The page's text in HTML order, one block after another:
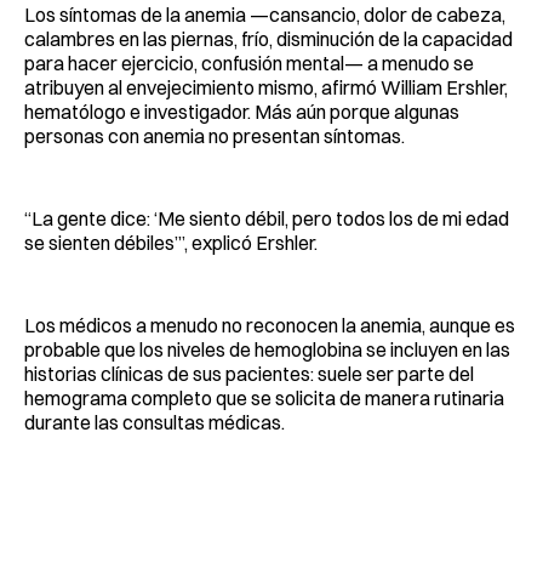
Los síntomas de la anemia —cansancio, dolor de cabeza,
calambres en las piernas, frío, disminución de la capacidad
para hacer ejercicio, confusión mental— a menudo se
atribuyen al envejecimiento mismo, afirmó William Ershler,
hematólogo e investigador. Más aún porque algunas
personas con anemia no presentan síntomas.
“La gente dice: ‘Me siento débil, pero todos los de mi edad
se sienten débiles’”, explicó Ershler.
Los médicos a menudo no reconocen la anemia, aunque es
probable que los niveles de hemoglobina se incluyen en las
historias clínicas de sus pacientes: suele ser parte del
hemograma completo que se solicita de manera rutinaria
durante las consultas médicas.